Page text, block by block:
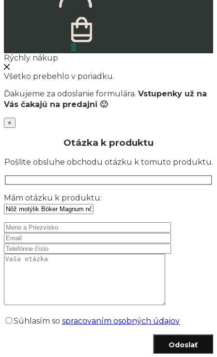
0
Rýchly nákup
Všetko prebehlo v poriadku.
Ďakujeme za odoslanie formulára. Vstupenky už na
Vás čakajú na predajni 🙂
×
Otázka k produktu
Pošlite obsluhe obchodu otázku k tomuto produktu.
Mám otázku k produktu:
Súhlasím so spracovaním osobných údajov
Odoslať